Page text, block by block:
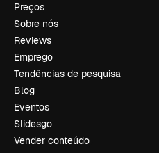
Preços
Sobre nós
Reviews
Emprego
Tendências de pesquisa
Blog
Eventos
Slidesgo
Vender conteúdo